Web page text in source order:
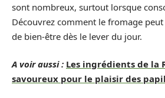
sont nombreux, surtout lorsque
Découvrez comment le fromage
de bien-être dès le lever du jour.
A voir aussi : Les ingrédients de la
savoureux pour le plaisir des